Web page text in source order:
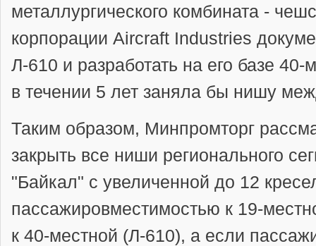
металлургического комбината -
корпорации Aircraft Industries
Л-610 и разработать на его базе
в течении 5 лет заняла бы нишу
Таким образом, Минпромторг
закрыть все ниши регионального
"Байкал" с увеличенной до 12
пассажировместимостью к 19-
к 40-местной (Л-610), а если